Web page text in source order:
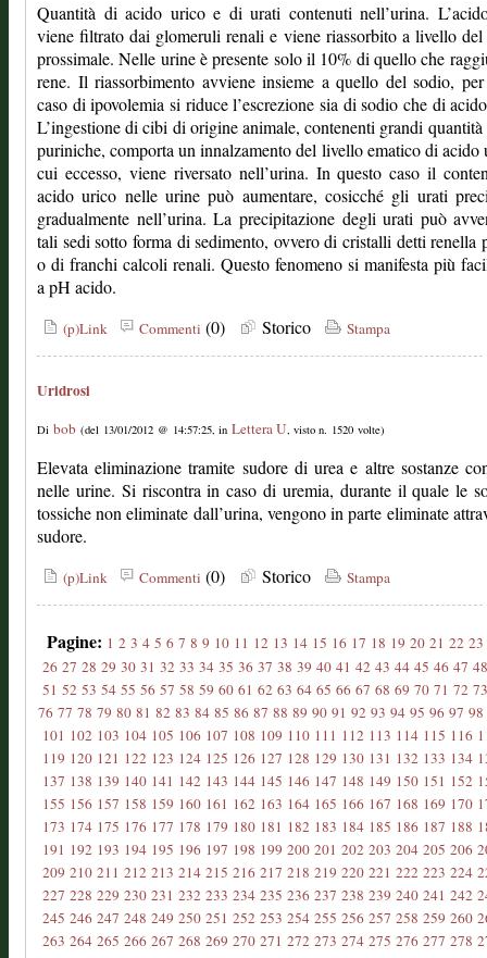
Quantità di acido urico e di urati contenuti nell’urina.
viene filtrato dai glomeruli renali e viene riassorbito a livello
prossimale. Nelle urine è presente solo il 10% di quello che
rene. Il riassorbimento avviene insieme a quello del sodio,
caso di ipovolemia si riduce l’escrezione sia di sodio che di
L’ingestione di cibi di origine animale, contenenti grandi
puriniche, comporta un innalzamento del livello ematico di acido
cui eccesso, viene riversato nell’urina. In questo caso il
acido urico nelle urine può aumentare, cosicché gli urati
gradualmente nell’urina. La precipitazione degli urati può
tali sedi sotto forma di sedimento, ovvero di cristalli detti renella
o di franchi calcoli renali. Questo fenomeno si manifesta più
a pH acido.
(p)Link Commenti (0) Storico Stampa
Uridrosi
Di bob (del 13/01/2012 @ 14:57:25, in Lettera U, visto n. 1520 volte)
Elevata eliminazione tramite sudore di urea e altre sostanze
nelle urine. Si riscontra in caso di uremia, durante il quale le
tossiche non eliminate dall’urina, vengono in parte eliminate
sudore.
(p)Link Commenti (0) Storico Stampa
Pagine: 1 2 3 4 5 6 7 8 9 10 11 12 13 14 15 16 17 18 19 20 21 22 23
26 27 28 29 30 31 32 33 34 35 36 37 38 39 40 41 42 43 44 45 46 47 48
51 52 53 54 55 56 57 58 59 60 61 62 63 64 65 66 67 68 69 70 71 72 73
76 77 78 79 80 81 82 83 84 85 86 87 88 89 90 91 92 93 94 95 96 97 98
101 102 103 104 105 106 107 108 109 110 111 112 113 114 115 116
119 120 121 122 123 124 125 126 127 128 129 130 131 132 133 134
137 138 139 140 141 142 143 144 145 146 147 148 149 150 151 152
155 156 157 158 159 160 161 162 163 164 165 166 167 168 169 170
173 174 175 176 177 178 179 180 181 182 183 184 185 186 187 188
191 192 193 194 195 196 197 198 199 200 201 202 203 204 205 206
209 210 211 212 213 214 215 216 217 218 219 220 221 222 223 224
227 228 229 230 231 232 233 234 235 236 237 238 239 240 241 242
245 246 247 248 249 250 251 252 253 254 255 256 257 258 259 260
263 264 265 266 267 268 269 270 271 272 273 274 275 276 277 278